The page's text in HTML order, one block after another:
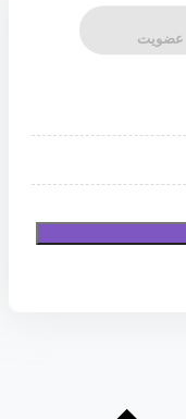
عضویت